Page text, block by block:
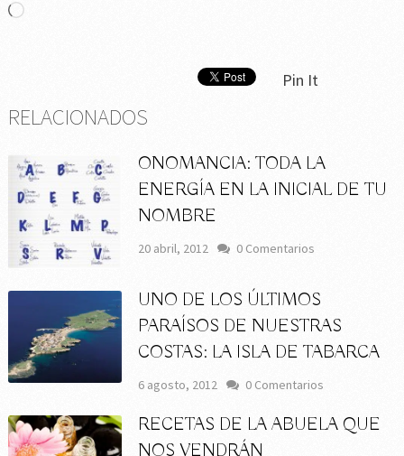
Cargando...
Pin It
RELACIONADOS
ONOMANCIA: TODA LA
ENERGÍA EN LA INICIAL DE TU
NOMBRE
20 abril, 2012 0 Comentarios
UNO DE LOS ÚLTIMOS
PARAÍSOS DE NUESTRAS
COSTAS: LA ISLA DE TABARCA
6 agosto, 2012 0 Comentarios
RECETAS DE LA ABUELA QUE
NOS VENDRÁN